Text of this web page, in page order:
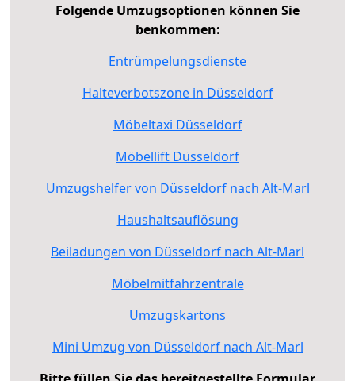
Folgende Umzugsoptionen können Sie
benkommen:
Entrümpelungsdienste
Halteverbotszone in Düsseldorf
Möbeltaxi Düsseldorf
Möbellift Düsseldorf
Umzugshelfer von Düsseldorf nach Alt-Marl
Haushaltsauflösung
Beiladungen von Düsseldorf nach Alt-Marl
Möbelmitfahrzentrale
Umzugskartons
Mini Umzug von Düsseldorf nach Alt-Marl